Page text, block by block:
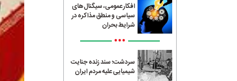
افکار عمومی، سیگنال‌های
سیاسی و منطق مذاکره در
شرایط بحران
•••
سردشت؛ سند زنده جنایت
شیمیایی علیه مردم ایران